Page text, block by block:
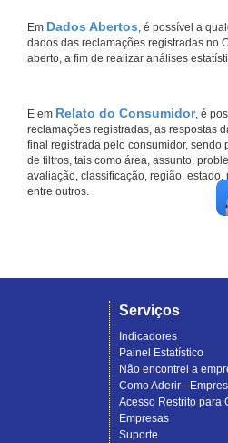
Em Dados Abertos, é possível a
dados das reclamações registradas no
aberto, a fim de realizar análises
E em Relato do Consumidor, é
reclamações registradas, as respostas
final registrada pelo consumidor, sendo
de filtros, tais como área, assunto,
avaliação, classificação, região,
entre outros.
Serviços
Indicadores
Painel Estatístico
Não encontrei a
Como Aderir -
Acesso Restrito para
Empresas
Suporte